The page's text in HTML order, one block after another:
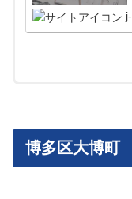
博多区大博町